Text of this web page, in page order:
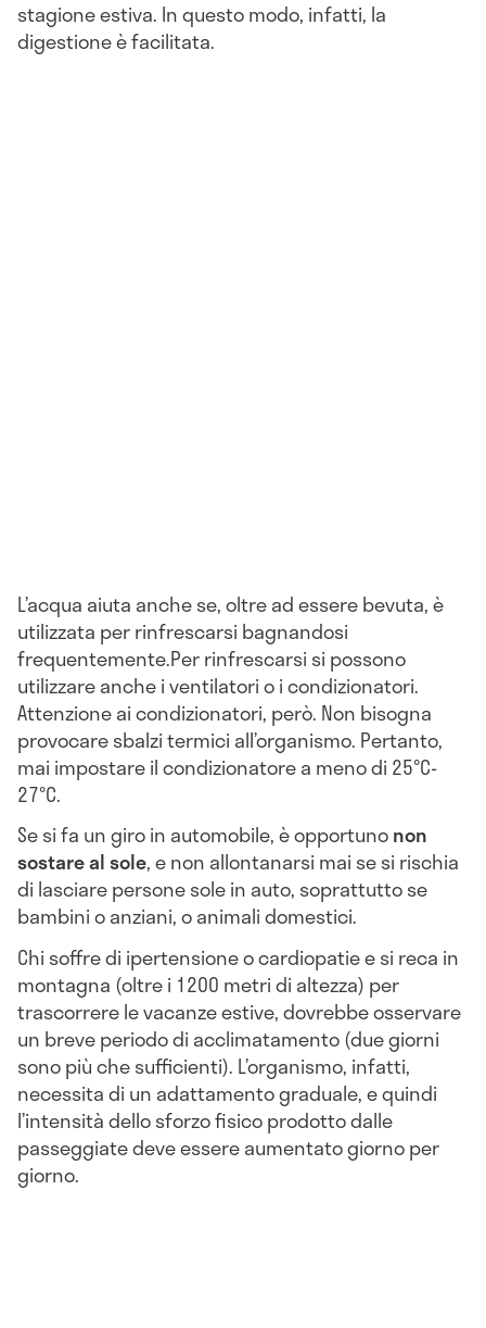
stagione estiva. In questo modo, infatti, la
digestione è facilitata.
L’acqua aiuta anche se, oltre ad essere bevuta, è
utilizzata per rinfrescarsi bagnandosi
frequentemente.Per rinfrescarsi si possono
utilizzare anche i ventilatori o i condizionatori.
Attenzione ai condizionatori, però. Non bisogna
provocare sbalzi termici all’organismo. Pertanto,
mai impostare il condizionatore a meno di 25°C-
27°C.
Se si fa un giro in automobile, è opportunonon
sostare al sole, e non allontanarsi mai se si rischia
di lasciare persone sole in auto, soprattutto se
bambini o anziani, o animali domestici.
Chi soffre di ipertensione o cardiopatie e si reca in
montagna (oltre i 1200 metri di altezza) per
trascorrere le vacanze estive, dovrebbe osservare
un breve periodo di acclimatamento (due giorni
sono più che sufficienti). L’organismo, infatti,
necessita di un adattamento graduale, e quindi
l’intensità dello sforzo fisico prodotto dalle
passeggiate deve essere aumentato giorno per
giorno.